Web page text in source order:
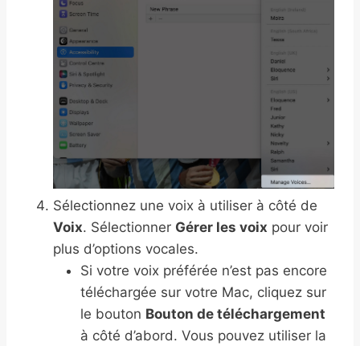
Sélectionnez une voix à utiliser à côté de
Voix. Sélectionner Gérer les voix pour voir
plus d’options vocales.
Si votre voix préférée n’est pas encore
téléchargée sur votre Mac, cliquez sur
le bouton Bouton de téléchargement
à côté d’abord. Vous pouvez utiliser la